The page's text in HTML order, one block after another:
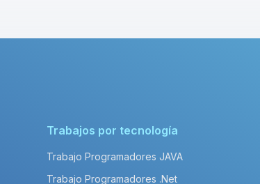
Trabajos por tecnología
Trabajo Programadores JAVA
Trabajo Programadores .Net